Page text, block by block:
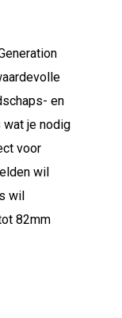
en
je nodig
voor
wil
wil
82mm